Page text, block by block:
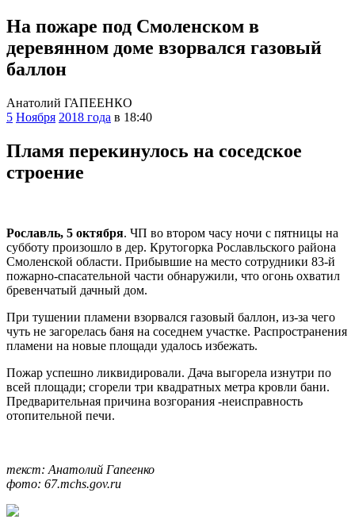
На пожаре под Смоленском в
деревянном доме взорвался газовый
баллон
Анатолий ГАПЕЕНКО
5 Ноября 2018 года в 18:40
Пламя перекинулось на соседское
строение
Рославль, 5 октября. ЧП во втором часу ночи с пятницы на
субботу произошло в дер. Крутогорка Рославльского района
Смоленской области. Прибывшие на место сотрудники 83-й
пожарно-спасательной части обнаружили, что огонь охватил
бревенчатый дачный дом.
При тушении пламени взорвался газовый баллон, из-за чего
чуть не загорелась баня на соседнем участке. Распространения
пламени на новые площади удалось избежать.
Пожар успешно ликвидировали. Дача выгорела изнутри по
всей площади; сгорели три квадратных метра кровли бани.
Предварительная причина возгорания -неисправность
отопительной печи.
текст: Анатолий Гапеенко
фото: 67.mchs.gov.ru